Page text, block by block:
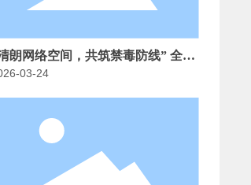
朗网络空间，共筑禁毒防线” 全国
工行业净网倡议
03-24